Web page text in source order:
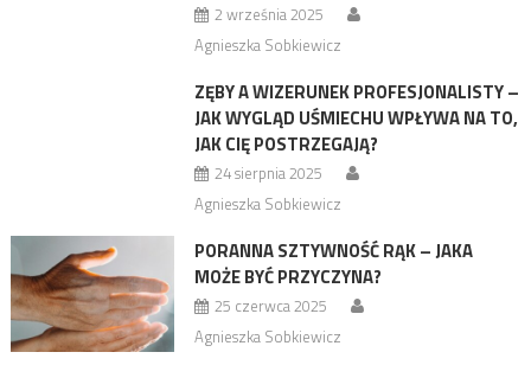
2 września 2025
Agnieszka Sobkiewicz
ZĘBY A WIZERUNEK PROFESJONALISTY –
JAK WYGLĄD UŚMIECHU WPŁYWA NA TO,
JAK CIĘ POSTRZEGAJĄ?
24 sierpnia 2025
Agnieszka Sobkiewicz
PORANNA SZTYWNOŚĆ RĄK – JAKA
MOŻE BYĆ PRZYCZYNA?
25 czerwca 2025
Agnieszka Sobkiewicz